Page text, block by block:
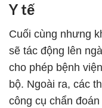
Y tế
Cuối cùng nhưng
sẽ tác động lên
cho phép bệnh
bộ. Ngoài ra, các
công cụ chẩn